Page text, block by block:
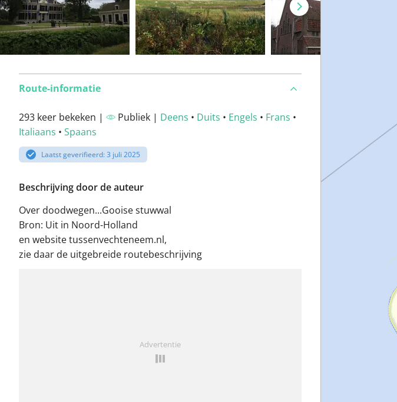
Route-informatie
293 keer bekeken | Publiek | Deens • Duits • Engels • Frans •
Italiaans • Spaans
Laatst geverifieerd: 3 juli 2025
Beschrijving door de auteur
Over doodwegen...Gooise stuwwal
Bron: Uit in Noord-Holland
en website tussenvechteneem.nl,
zie daar de uitgebreide routebeschrijving
Advertentie